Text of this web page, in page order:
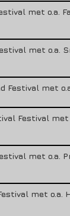
met o.a.
met o.a.
Festival met
Festival met
met o.a.
met o.a.